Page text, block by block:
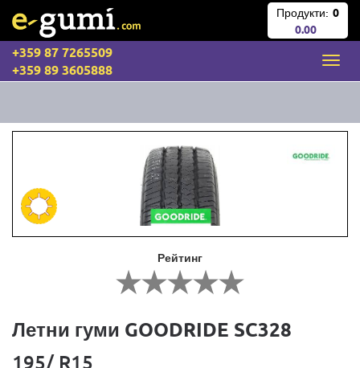
Продукти: 0
0.00
+359 87 7265509
+359 89 3605888
Рейтинг
Летни гуми GOODRIDE SC328
195/ R15